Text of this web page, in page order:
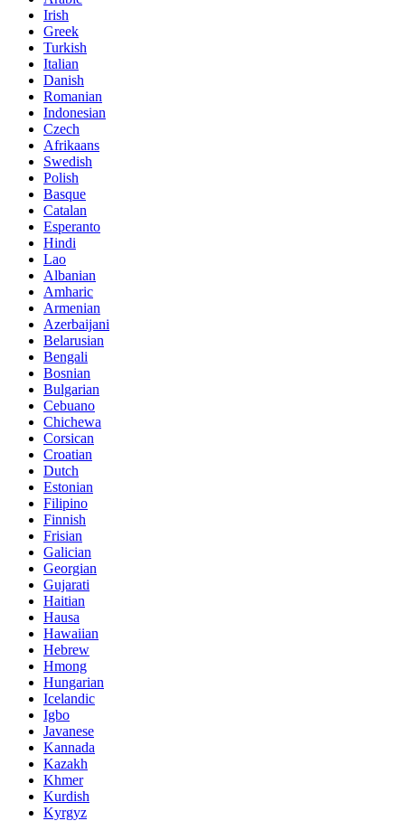
Irish
Greek
Turkish
Italian
Danish
Romanian
Indonesian
Czech
Afrikaans
Swedish
Polish
Basque
Catalan
Esperanto
Hindi
Lao
Albanian
Amharic
Armenian
Azerbaijani
Belarusian
Bengali
Bosnian
Bulgarian
Cebuano
Chichewa
Corsican
Croatian
Dutch
Estonian
Filipino
Finnish
Frisian
Galician
Georgian
Gujarati
Haitian
Hausa
Hawaiian
Hebrew
Hmong
Hungarian
Icelandic
Igbo
Javanese
Kannada
Kazakh
Khmer
Kurdish
Kyrgyz